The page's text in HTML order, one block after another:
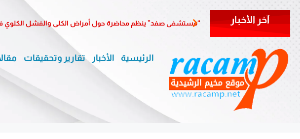
آخر الأخبار “مستشفى صفد” ينظم محاضرة حول أمراض الكلى والفشل الكلوي
الرئيسية الأخبار تقارير وتحقيقات